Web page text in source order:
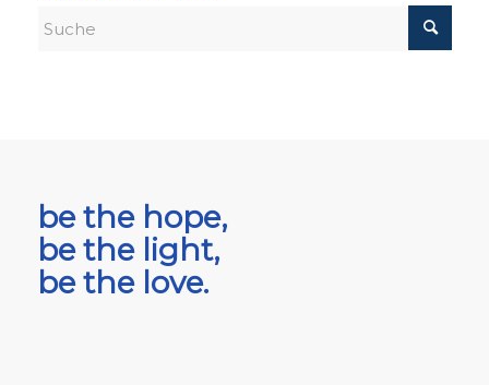
be the hope,
be the light,
be the love.